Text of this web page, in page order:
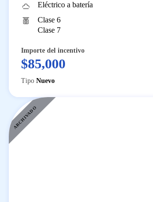
Eléctrico a batería
Clase 6
Clase 7
Importe del incentivo
$85,000
Tipo Nuevo
ARCHIVADO